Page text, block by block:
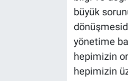
büyük
yönetime
hepimizin
hepimizin